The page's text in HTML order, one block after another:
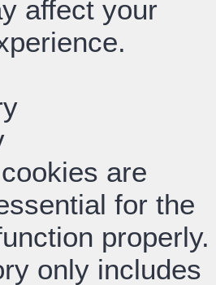
affect your
are
for the
properly.
only includes